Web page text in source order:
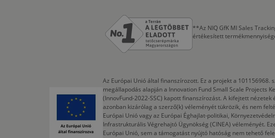
**Az NIQ GfK MI Sales
értékesített
Az Európai Unió által finanszírozott. Ez a projekt a 101156968.
megállapodás alapján a Innovation Fund Small Scale Projects
(InnovFund-2022-SSC) kapott finanszírozást. A kifejtett nézetek
azonban kizárólag a szerző(k) véleményét tükrözik, és nem
Európai Unió vagy az Európai Éghajlat-politikai,
Infrastrukturális Végrehajtó Ügynökség (CINEA) véleményét.
Európai Unió, sem a támogatást nyújtó hatóság nem tehető